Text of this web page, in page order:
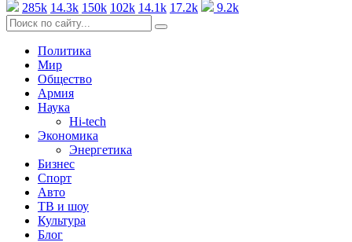
285k 14.3k 150k 102k 14.1k 17.2k 9.2k
Политика
Мир
Общество
Армия
Наука
Hi-tech
Экономика
Энергетика
Бизнес
Спорт
Авто
ТВ и шоу
Культура
Блог